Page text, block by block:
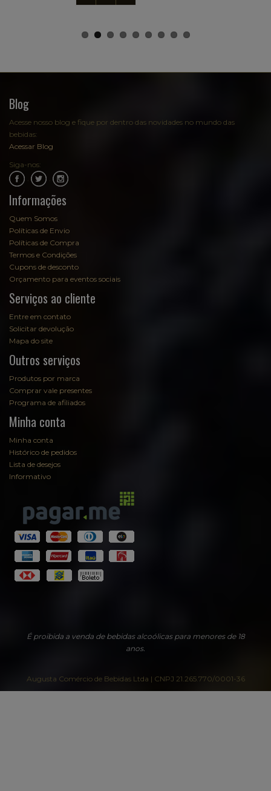
Blog
Acesse nosso blog e fique por dentro das novidades no mundo das
bebidas:
Acessar Blog
Siga-nos:
Informações
Quem Somos
Políticas de Envio
Políticas de Compra
Termos e Condições
Cupons de desconto
Orçamento para eventos sociais
Serviços ao cliente
Entre em contato
Solicitar devolução
Mapa do site
Outros serviços
Produtos por marca
Comprar vale presentes
Programa de afiliados
Minha conta
Minha conta
Histórico de pedidos
Lista de desejos
Informativo
É proibida a venda de bebidas alcoólicas para menores de 18
anos.
Augusta Comércio de Bebidas Ltda | CNPJ 21.265.770/0001-36